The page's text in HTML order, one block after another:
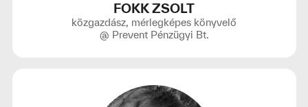
FOKK ZSOLT
közgazdász, mérlegképes könyvelő
@ Prevent Pénzügyi Bt.